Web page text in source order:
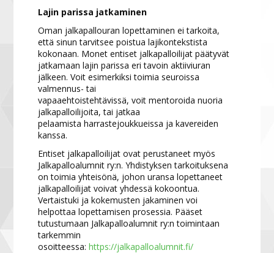
Lajin parissa jatkaminen
Oman jalkapallouran lopettaminen ei tarkoita,
että sinun tarvitsee poistua lajikontekstista
kokonaan. Monet entiset jalkapalloilijat päätyvät
jatkamaan lajin parissa eri tavoin aktiiviuran
jälkeen. Voit esimerkiksi toimia seuroissa
valmennus- tai
vapaaehtoistehtävissä, voit mentoroida nuoria
jalkapalloilijoita, tai jatkaa
pelaamista harrastejoukkueissa ja kavereiden
kanssa.
Entiset jalkapalloilijat ovat perustaneet myös
Jalkapalloalumnit ry:n. Yhdistyksen tarkoituksena
on toimia yhteisönä, johon uransa lopettaneet
jalkapalloilijat voivat yhdessä kokoontua.
Vertaistuki ja kokemusten jakaminen voi
helpottaa lopettamisen prosessia. Pääset
tutustumaan Jalkapalloalumnit ry:n toimintaan
tarkemmin
osoitteessa:https://jalkapalloalumnit.fi/